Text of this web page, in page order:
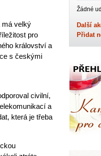
má velký
pro
království a
s českými
civilní,
a
která je třeba
Žádné
Další
Přidat